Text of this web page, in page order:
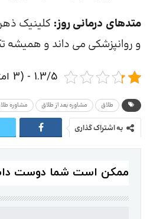
متدهای درمانی روز: کلینیک
و روانپزشکی می داند و همیشه
1.3/5 - (3 امتیاز)
طلاق مشاوره بعد از طلاق مشاوره
به اشتراک گذاری
ممکن است شما دوست